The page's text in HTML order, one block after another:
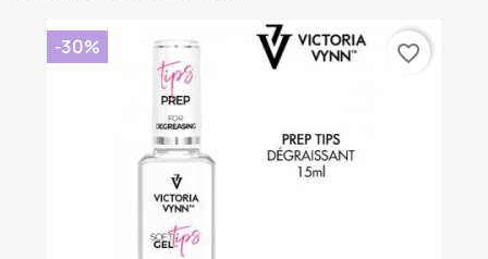
-30% favorite_border